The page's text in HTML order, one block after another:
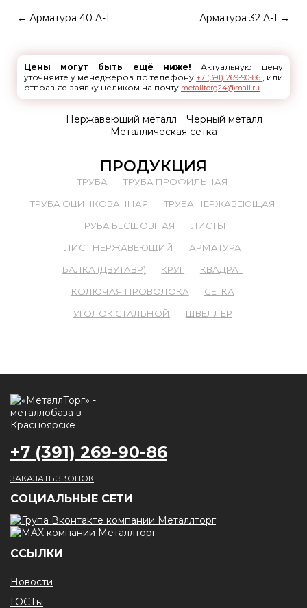
← Арматура 40 A-1 Арматура 32 A-1 →
Цены могут быть ещё ниже! Актуальную цену
уточняйте у менеджеров по телефону +7 (391) 269-90-86 , или
отправьте заявку целиком на почту metalltorg24@mail.ru
Нержавеющий металл
Черный металл
Металлическая сетка
ПРОДУКЦИЯ
ТРУБА
ТРУБА ПРОФИЛЬНАЯ
ТРУБА ОЦИНКОВАННАЯ
ТРУБА НЕРЖАВЕЮЩАЯ
ТРУБА БЕСШОВНАЯ
ЛИСТЫ
ЛИСТ НЕРЖАВЕЮЩИЙ
АРМАТУРА
БАЛКА (ДВУТАВР)
КРУГ
КВАДРАТ
КОЛЮЧАЯ ПРОВОЛОКА
СЕТКА
УГОЛОК СТАЛЬНОЙ
ШВЕЛЛЕР
+7 (391) 269-90-86
ЗАКАЗАТЬ ЗВОНОК
CОЦИАЛЬНЫЕ СЕТИ
ССЫЛКИ
Новости
ГОСТы